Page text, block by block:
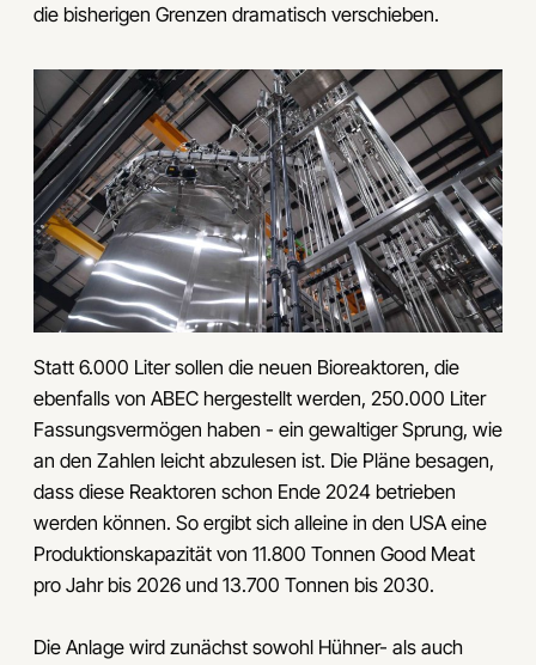
die bisherigen Grenzen dramatisch verschieben.
Statt 6.000 Liter sollen die neuen Bioreaktoren, die
ebenfalls von ABEC hergestellt werden, 250.000 Liter
Fassungsvermögen haben - ein gewaltiger Sprung, wie
an den Zahlen leicht abzulesen ist. Die Pläne besagen,
dass diese Reaktoren schon Ende 2024 betrieben
werden können. So ergibt sich alleine in den USA eine
Produktionskapazität von 11.800 Tonnen Good Meat
pro Jahr bis 2026 und 13.700 Tonnen bis 2030.
Die Anlage wird zunächst sowohl Hühner- als auch